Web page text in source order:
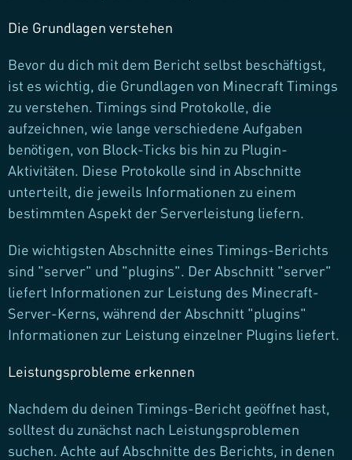
Die Grundlagen verstehen
Bevor du dich mit dem Bericht selbst beschäftigst,
ist es wichtig, die Grundlagen von Minecraft Timings
zu verstehen. Timings sind Protokolle, die
aufzeichnen, wie lange verschiedene Aufgaben
benötigen, von Block-Ticks bis hin zu Plugin-
Aktivitäten. Diese Protokolle sind in Abschnitte
unterteilt, die jeweils Informationen zu einem
bestimmten Aspekt der Serverleistung liefern.
Die wichtigsten Abschnitte eines Timings-Berichts
sind "server" und "plugins". Der Abschnitt "server"
liefert Informationen zur Leistung des Minecraft-
Server-Kerns, während der Abschnitt "plugins"
Informationen zur Leistung einzelner Plugins liefert.
Leistungsprobleme erkennen
Nachdem du deinen Timings-Bericht geöffnet hast,
solltest du zunächst nach Leistungsproblemen
suchen. Achte auf Abschnitte des Berichts, in denen